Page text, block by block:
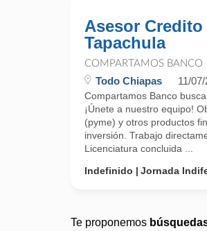
Asesor
Tapachula
COMPARTAMOS BANCO
Todo Chiapas 11/
Compartamos Banco
¡Únete a nuestro equipo!
(pyme) y otros productos
inversión. Trabajo
Licenciatura concluida ...
Indefinido
Jornada
Te proponemos